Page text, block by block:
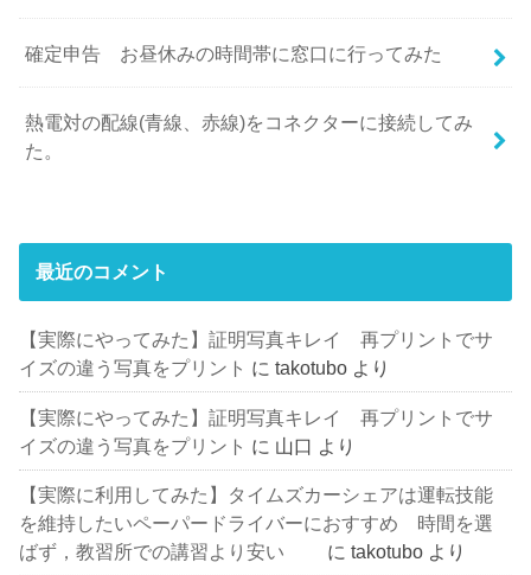
確定申告 お昼休みの時間帯に窓口に行ってみた
熱電対の配線(青線、赤線)をコネクターに接続してみ
た。
最近のコメント
【実際にやってみた】証明写真キレイ 再プリントでサ
イズの違う写真をプリント にtakotubo より
【実際にやってみた】証明写真キレイ 再プリントでサ
イズの違う写真をプリント に 山口 より
【実際に利用してみた】タイムズカーシェアは運転技能
を維持したいペーパードライバーにおすすめ 時間を選
ばず，教習所での講習より安い
にtakotubo より